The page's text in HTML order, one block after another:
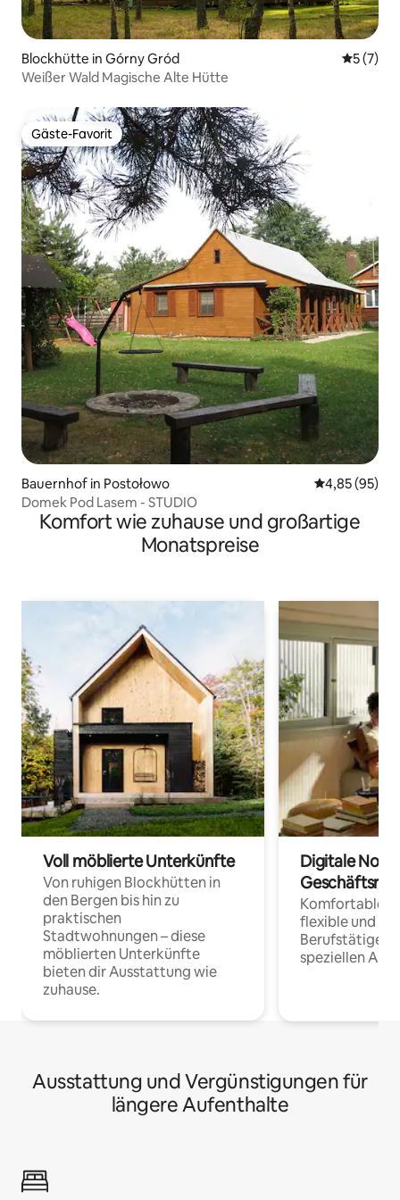
Blockhütte in Górny Gród
5 (7)
Weißer Wald Magische Alte Hütte
Gäste-Favorit
Gäste-Favorit
Bauernhof in Postołowo
4,85 (95)
Domek Pod Lasem - STUDIO
Komfort wie zuhause und großartige
Monatspreise
Voll möblierte Unterkünfte
Von ruhigen Blockhütten in
den Bergen bis hin zu
praktischen
Stadtwohnungen – diese
möblierten Unterkünfte
bieten dir Ausstattung wie
zuhause.
Digitale
Komfortable
flexible und
Berufstätige
speziellen
Ausstattung und Vergünstigungen für
längere Aufenthalte